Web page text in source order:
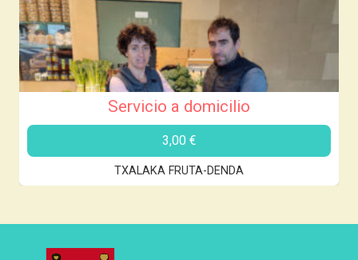
Servicio a domicilio
3,00 €
TXALAKA FRUTA-DENDA